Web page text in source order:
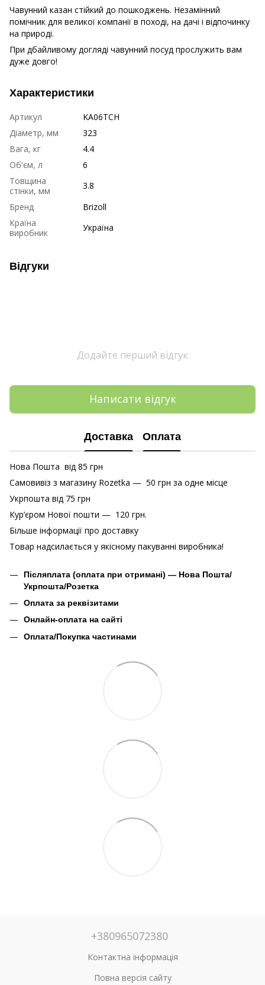
Чавунний казан стійкий до пошкоджень. Незамінний
помічник для великої компанії в поході, на дачі і відпочинку
на природі.
При дбайливому догляді чавунний посуд прослужить вам
дуже довго!
Характеристики
Артикул
KA06TCH
Діаметр, мм
323
Вага, кг
4.4
Об'єм, л
6
Товщина
стінки, мм
3.8
Бренд
Brizoll
Країна
виробник
Україна
Відгуки
Додайте перший відгук
Написати відгук
Доставка Оплата
Нова Пошта від 85 грн
Самовивіз з магазину Rozetka — 50 грн за одне місце
Укрпошта від 75 грн
Кур’єром Нової пошти — 120 грн.
Більше інформації про доставку
Товар надсилається у якісному пакуванні виробника!
Післяплата (оплата при отримані) — Нова Пошта/
Укрпошта/Розетка
Оплата за реквізитами
Онлайн-оплата на сайті
Оплата/Покупка частинами
+380965072380
Контактна інформація
Повна версія сайту